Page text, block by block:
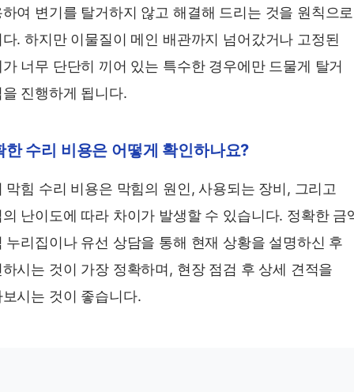
여 변기를 탈거하지 않고 해결해 드리는 것을 원칙으로
. 하지만 이물질이 메인 배관까지 넘어갔거나 고정된
너무 단단히 끼어 있는 특수한 경우에만 드물게 탈거
진행하게 됩니다.
한 수리 비용은 어떻게 확인하나요?
막힘 수리 비용은 막힘의 원인, 사용되는 장비, 그리고
난이도에 따라 차이가 발생할 수 있습니다. 정확한 금
누리집이나 유선 상담을 통해 현재 상황을 설명하신 후
시는 것이 가장 정확하며, 현장 점검 후 상세 견적을
시는 것이 좋습니다.